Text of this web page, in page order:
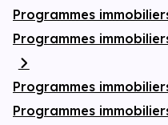
Programmes
Programmes
Programmes
Programmes